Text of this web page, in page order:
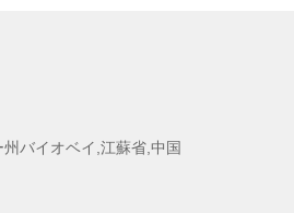
バイオベイ,江蘇省,中国